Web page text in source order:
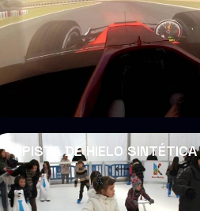
PISTA DE HIELO SINTÉTICA